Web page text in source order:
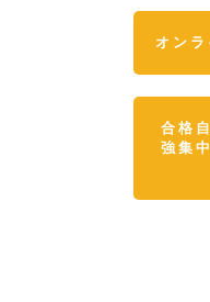
オンラ
合格
強集